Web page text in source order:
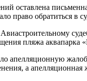
оставлена
право обратиться в
пляжа
а